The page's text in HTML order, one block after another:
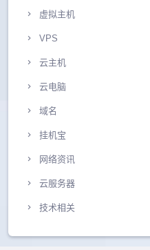
虚拟主机
VPS
云主机
云电脑
域名
挂机宝
网络资讯
云服务器
技术相关